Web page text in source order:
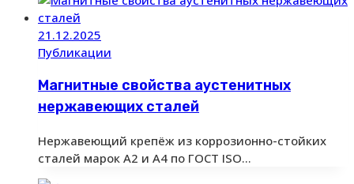
21.12.2025
Публикации
Магнитные свойства аустенитных
нержавеющих сталей
Нержавеющий крепёж из коррозионно-стойких
сталей марок А2 и А4 по ГОСТ ISO…